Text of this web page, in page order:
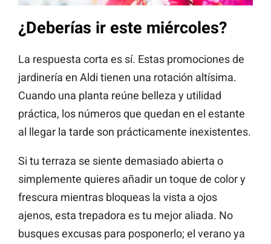
¿Deberías ir este miércoles?
La respuesta corta es sí. Estas promociones de
jardinería en Aldi tienen una rotación altísima.
Cuando una planta reúne belleza y utilidad
práctica, los números que quedan en el estante
al llegar la tarde son prácticamente inexistentes.
Si tu terraza se siente demasiado abierta o
simplemente quieres añadir un toque de color y
frescura mientras bloqueas la vista a ojos
ajenos, esta trepadora es tu mejor aliada. No
busques excusas para posponerlo; el verano ya